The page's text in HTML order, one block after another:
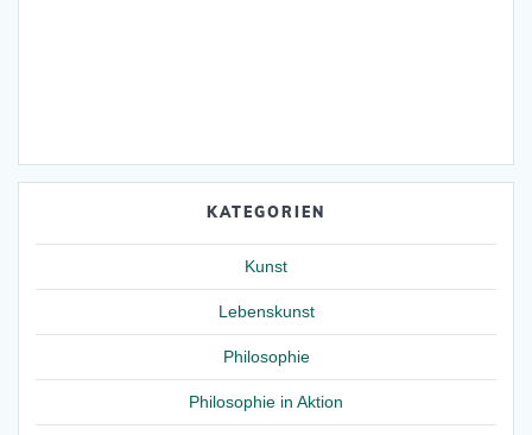
KATEGORIEN
Kunst
Lebenskunst
Philosophie
Philosophie in Aktion